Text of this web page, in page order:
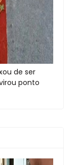
de ser
ponto